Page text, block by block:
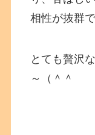
相性が抜群
とても贅沢
～（＾＾